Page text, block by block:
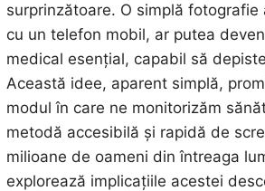
surprinzătoare. O simplă fotografie
cu un telefon mobil, ar putea
medical esențial, capabil să
Această idee, aparent simplă,
modul în care ne monitorizăm
metodă accesibilă și rapidă de
milioane de oameni din întreaga
explorează implicațiile acestei